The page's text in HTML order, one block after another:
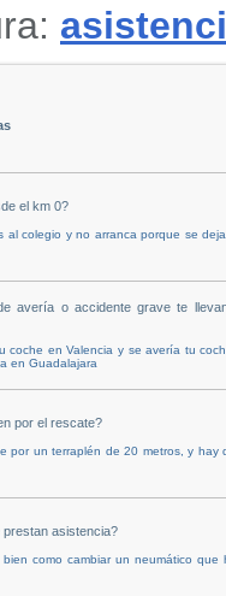
el km 0?
al colegio y no arranca porque se
avería o accidente grave te
coche en Valencia y se avería tu
en Guadalajara
por el rescate?
por un terraplén de 20 metros, y hay
prestan asistencia?
como cambiar un neumático que